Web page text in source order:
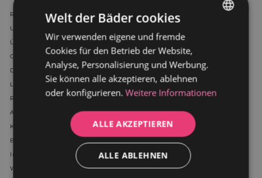
Rechtliche Hinweise
Unser Anspruch
Über uns
Cookies
Datenschutzerklärung
Lieferung
Referenzen
AGB
Kontakt
Blog
Impressum
Wholesales accounts
Welt der Bäder cookies
Wir verwenden eigene und fremde
Cookies für den Betrieb der Website,
Analyse, Personalisierung und Werbung.
Sie können alle akzeptieren, ablehnen
oder konfigurieren. Weitere Informationen
ALLE AKZEPTIEREN
ALLE ABLEHNEN